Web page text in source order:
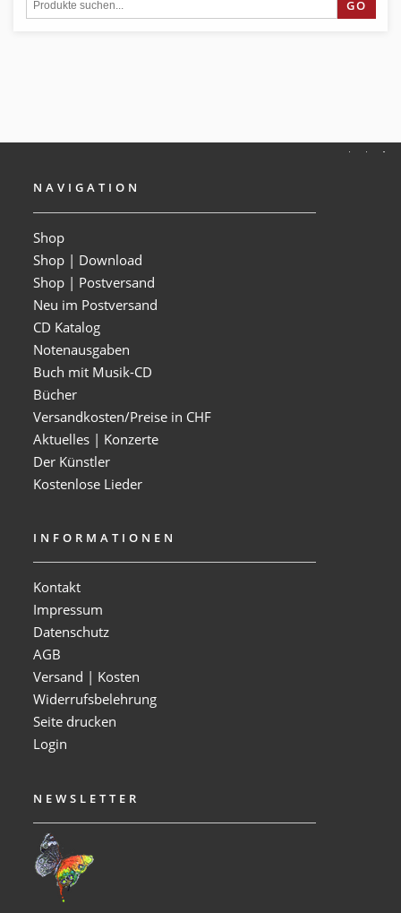
GO
NAVIGATION
Shop
Shop | Download
Shop | Postversand
Neu im Postversand
CD Katalog
Notenausgaben
Buch mit Musik-CD
Bücher
Versandkosten/Preise in CHF
Aktuelles | Konzerte
Der Künstler
Kostenlose Lieder
INFORMATIONEN
Kontakt
Impressum
Datenschutz
AGB
Versand | Kosten
Widerrufsbelehrung
Seite drucken
Login
NEWSLETTER